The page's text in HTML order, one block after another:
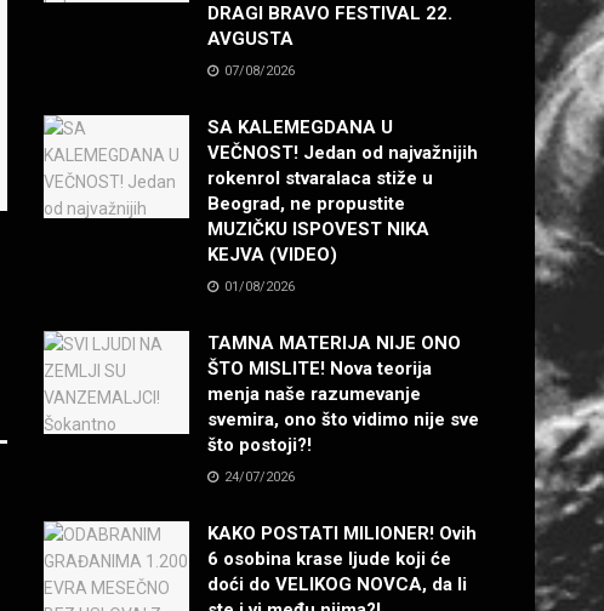
DRAGI BRAVO FESTIVAL 22.
AVGUSTA
07/08/2026
SA KALEMEGDANA U
VEČNOST! Jedan od najvažnijih
rokenrol stvaralaca stiže u
Beograd, ne propustite
MUZIČKU ISPOVEST NIKA
KEJVA (VIDEO)
01/08/2026
TAMNA MATERIJA NIJE ONO
ŠTO MISLITE! Nova teorija
menja naše razumevanje
svemira, ono što vidimo nije sve
što postoji?!
24/07/2026
KAKO POSTATI MILIONER! Ovih
6 osobina krase ljude koji će
doći do VELIKOG NOVCA, da li